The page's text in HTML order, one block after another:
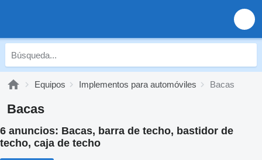
Equipos Implementos para automóviles Bacas
Bacas
6 anuncios: Bacas, barra de techo, bastidor de
techo, caja de techo